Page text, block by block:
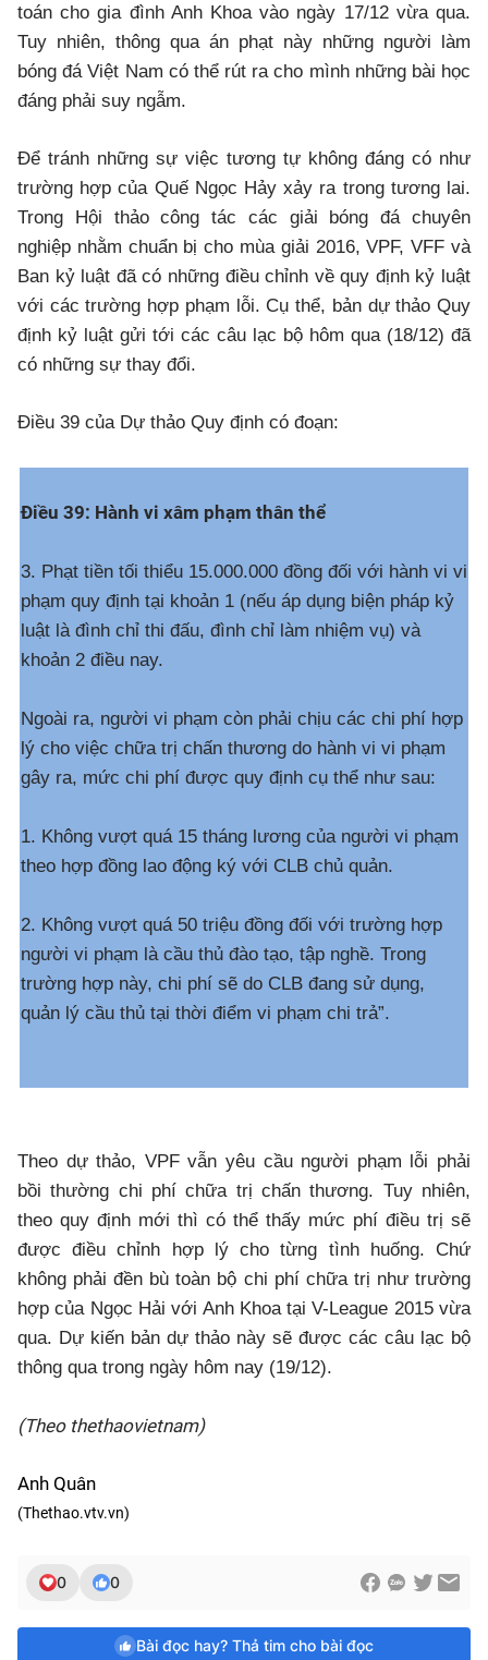
toán cho gia đình Anh Khoa vào ngày 17/12 vừa qua.
Tuy nhiên, thông qua án phạt này những người làm
bóng đá Việt Nam có thể rút ra cho mình những bài học
đáng phải suy ngẫm.
Để tránh những sự việc tương tự không đáng có như
trường hợp của Quế Ngọc Hảy xảy ra trong tương lai.
Trong Hội thảo công tác các giải bóng đá chuyên
nghiệp nhằm chuẩn bị cho mùa giải 2016, VPF, VFF và
Ban kỷ luật đã có những điều chỉnh về quy định kỷ luật
với các trường hợp phạm lỗi. Cụ thể, bản dự thảo Quy
định kỷ luật gửi tới các câu lạc bộ hôm qua (18/12) đã
có những sự thay đổi.
Điều 39 của Dự thảo Quy định có đoạn:
Điều 39: Hành vi xâm phạm thân thể
3. Phạt tiền tối thiểu 15.000.000 đồng đối với hành vi vi
phạm quy định tại khoản 1 (nếu áp dụng biện pháp kỷ
luật là đình chỉ thi đấu, đình chỉ làm nhiệm vụ) và
khoản 2 điều nay.
Ngoài ra, người vi phạm còn phải chịu các chi phí hợp
lý cho việc chữa trị chấn thương do hành vi vi phạm
gây ra, mức chi phí được quy định cụ thể như sau:
1. Không vượt quá 15 tháng lương của người vi phạm
theo hợp đồng lao động ký với CLB chủ quản.
2. Không vượt quá 50 triệu đồng đối với trường hợp
người vi phạm là cầu thủ đào tạo, tập nghề. Trong
trường hợp này, chi phí sẽ do CLB đang sử dụng,
quản lý cầu thủ tại thời điểm vi phạm chi trả”.
Theo dự thảo, VPF vẫn yêu cầu người phạm lỗi phải
bồi thường chi phí chữa trị chấn thương. Tuy nhiên,
theo quy định mới thì có thể thấy mức phí điều trị sẽ
được điều chỉnh hợp lý cho từng tình huống. Chứ
không phải đền bù toàn bộ chi phí chữa trị như trường
hợp của Ngọc Hải với Anh Khoa tại V-League 2015 vừa
qua. Dự kiến bản dự thảo này sẽ được các câu lạc bộ
thông qua trong ngày hôm nay (19/12).
(Theo thethaovietnam)
Anh Quân
(Thethao.vtv.vn)
0 0
Bài đọc hay? Thả tim cho bài đọc